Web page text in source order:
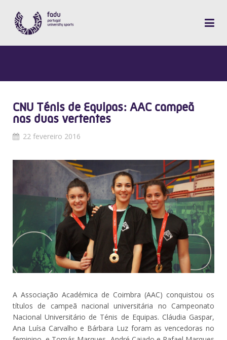
CNU Ténis de Equipas: AAC campeã
nas duas vertentes
22 fevereiro 2016
A Associação Académica de Coimbra (AAC) conquistou os
títulos de campeã nacional universitária no Campeonato
Nacional Universitário de Ténis de Equipas. Cláudia Gaspar,
Ana Luísa Carvalho e Bárbara Luz foram as vencedoras no